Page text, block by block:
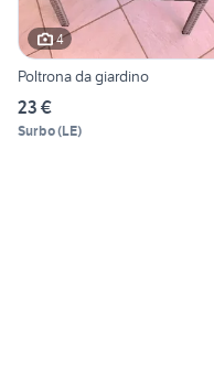
4
Poltrona da giardino
23 €
Surbo(LE)